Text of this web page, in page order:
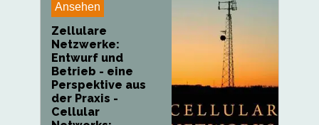
Ansehen
Zellulare
Netzwerke:
Entwurf und
Betrieb - eine
Perspektive aus
der Praxis -
Cellular